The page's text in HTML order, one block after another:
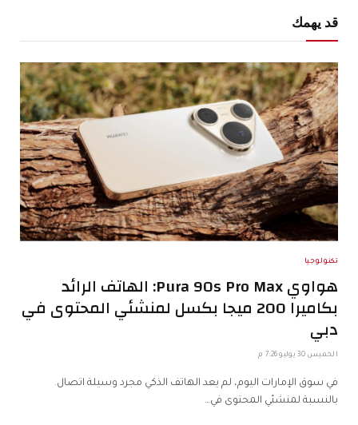
قد يهمك
تكنولوجيا
هواوي Pura 90s Pro Max: الهاتف الرائد
بكاميرا 200 ميجا بكسل لمنشئي المحتوى في
دبي
الخميس 30 يوليو 7:26 م
في سوق الإمارات اليوم، لم يعد الهاتف الذكي مجرد وسيلة اتصال.
بالنسبة لمنشئي المحتوى في…